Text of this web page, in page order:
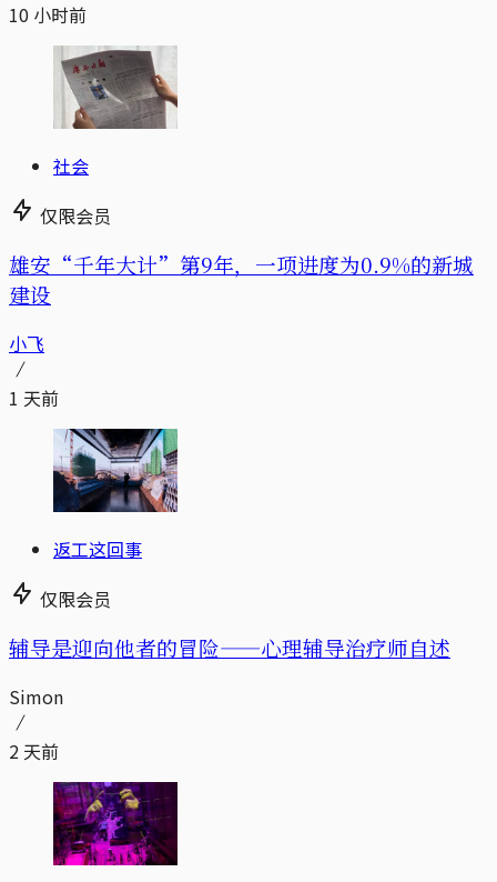
10 小时前
社会
仅限会员
雄安“千年大计”第9年，一项进度为0.9%的新城
建设
小飞
1 天前
返工这回事
仅限会员
辅导是迎向他者的冒险——心理辅导治疗师自述
Simon
2 天前